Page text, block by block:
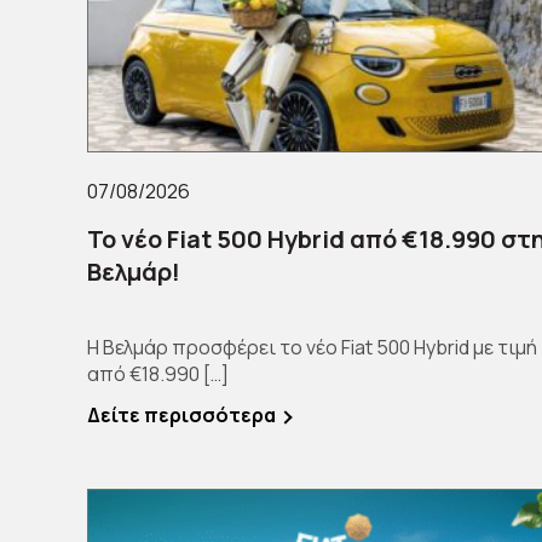
07/08/2026
Το νέο Fiat 500 Hybrid από €18.990
Βελμάρ!
Η Βελμάρ προσφέρει το νέο Fiat 500 Hybrid με τιμή
από €18.990 […]
Δείτε περισσότερα